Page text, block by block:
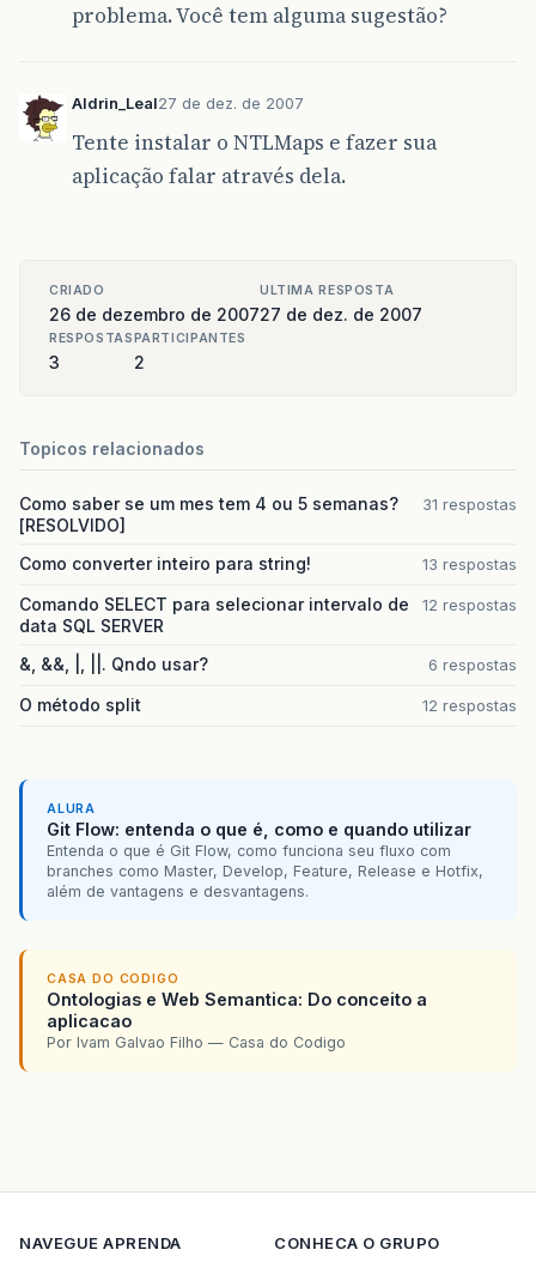
problema. Você tem alguma sugestão?
Aldrin_Leal27 de dez. de 2007
Tente instalar o NTLMaps e fazer sua
aplicação falar através dela.
CRIADO
26 de dezembro de 2007
ULTIMA RESPOSTA
27 de dez. de 2007
RESPOSTAS
3
PARTICIPANTES
2
Topicos relacionados
Como saber se um mes tem 4 ou 5 semanas?
[RESOLVIDO]
31 respostas
Como converter inteiro para string! 13 respostas
Comando SELECT para selecionar intervalo de
data SQL SERVER
12 respostas
&, &&, |, ||. Qndo usar? 6 respostas
O método split 12 respostas
ALURA
Git Flow: entenda o que é, como e quando utilizar
Entenda o que é Git Flow, como funciona seu fluxo com
branches como Master, Develop, Feature, Release e Hotfix,
além de vantagens e desvantagens.
CASA DO CODIGO
Ontologias e Web Semantica: Do conceito a
aplicacao
Por Ivam Galvao Filho — Casa do Codigo
NAVEGUE APRENDA CONHECA O GRUPO